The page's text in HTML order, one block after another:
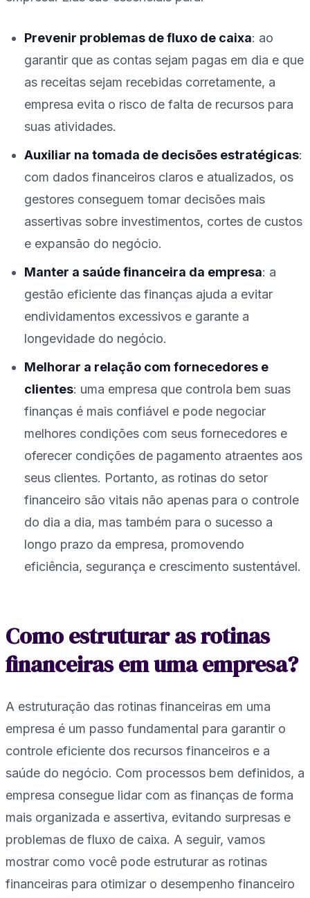
Prevenir problemas de fluxo de caixa: ao
garantir que as contas sejam pagas em dia e que
as receitas sejam recebidas corretamente, a
empresa evita o risco de falta de recursos para
suas atividades.
Auxiliar na tomada de decisões estratégicas:
com dados financeiros claros e atualizados, os
gestores conseguem tomar decisões mais
assertivas sobre investimentos, cortes de custos
e expansão do negócio.
Manter a saúde financeira da empresa: a
gestão eficiente das finanças ajuda a evitar
endividamentos excessivos e garante a
longevidade do negócio.
Melhorar a relação com fornecedores e
clientes: uma empresa que controla bem suas
finanças é mais confiável e pode negociar
melhores condições com seus fornecedores e
oferecer condições de pagamento atraentes aos
seus clientes. Portanto, as rotinas do setor
financeiro são vitais não apenas para o controle
do dia a dia, mas também para o sucesso a
longo prazo da empresa, promovendo
eficiência, segurança e crescimento sustentável.
Como estruturar as rotinas
financeiras em uma empresa?
A estruturação das rotinas financeiras em uma
empresa é um passo fundamental para garantir o
controle eficiente dos recursos financeiros e a
saúde do negócio. Com processos bem definidos, a
empresa consegue lidar com as finanças de forma
mais organizada e assertiva, evitando surpresas e
problemas de fluxo de caixa. A seguir, vamos
mostrar como você pode estruturar as rotinas
financeiras para otimizar o desempenho financeiro